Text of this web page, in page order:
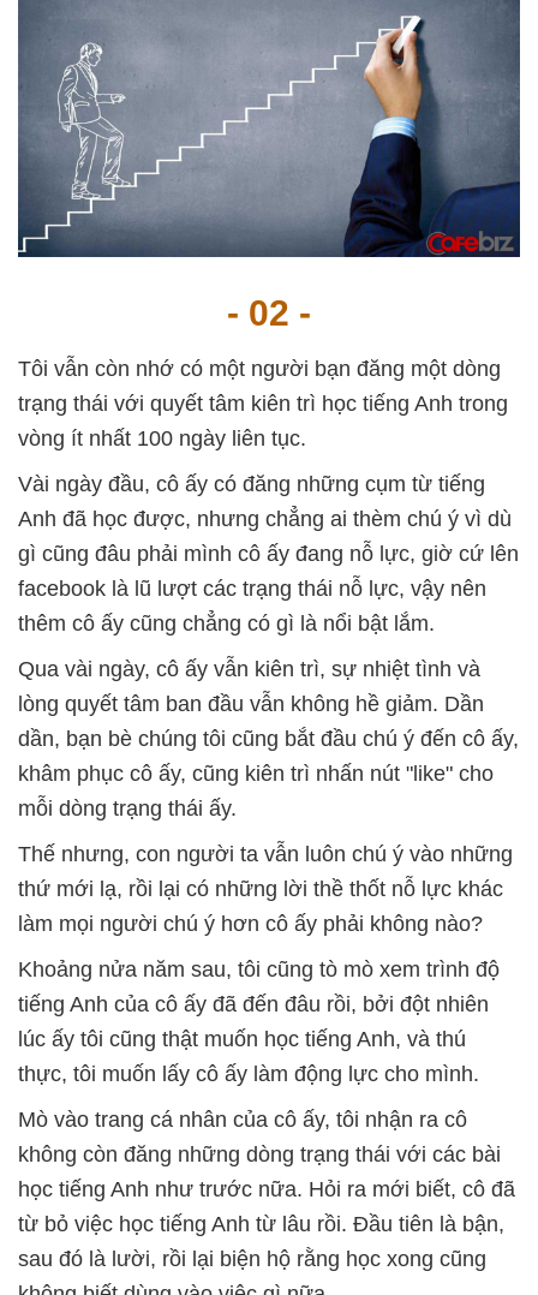
- 02 -
Tôi vẫn còn nhớ có một người bạn đăng một dòng
trạng thái với quyết tâm kiên trì học tiếng Anh trong
vòng ít nhất 100 ngày liên tục.
Vài ngày đầu, cô ấy có đăng những cụm từ tiếng
Anh đã học được, nhưng chẳng ai thèm chú ý vì dù
gì cũng đâu phải mình cô ấy đang nỗ lực, giờ cứ lên
facebook là lũ lượt các trạng thái nỗ lực, vậy nên
thêm cô ấy cũng chẳng có gì là nổi bật lắm.
Qua vài ngày, cô ấy vẫn kiên trì, sự nhiệt tình và
lòng quyết tâm ban đầu vẫn không hề giảm. Dần
dần, bạn bè chúng tôi cũng bắt đầu chú ý đến cô ấy,
khâm phục cô ấy, cũng kiên trì nhấn nút "like" cho
mỗi dòng trạng thái ấy.
Thế nhưng, con người ta vẫn luôn chú ý vào những
thứ mới lạ, rồi lại có những lời thề thốt nỗ lực khác
làm mọi người chú ý hơn cô ấy phải không nào?
Khoảng nửa năm sau, tôi cũng tò mò xem trình độ
tiếng Anh của cô ấy đã đến đâu rồi, bởi đột nhiên
lúc ấy tôi cũng thật muốn học tiếng Anh, và thú
thực, tôi muốn lấy cô ấy làm động lực cho mình.
Mò vào trang cá nhân của cô ấy, tôi nhận ra cô
không còn đăng những dòng trạng thái với các bài
học tiếng Anh như trước nữa. Hỏi ra mới biết, cô đã
từ bỏ việc học tiếng Anh từ lâu rồi. Đầu tiên là bận,
sau đó là lười, rồi lại biện hộ rằng học xong cũng